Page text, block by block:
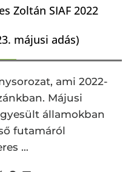
Zoltán SIAF 2022
májusi adás)
ami 2022-
Májusi
államokban
futamáról
…